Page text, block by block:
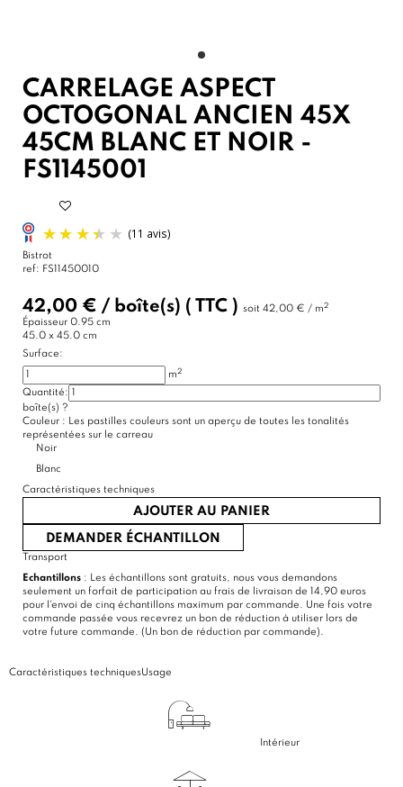
CARRELAGE ASPECT
OCTOGONAL ANCIEN 45X
45CM BLANC ET NOIR -
FS1145001
(11 avis)
Bistrot
ref: FS11450010
42,00 € / boîte(s) ( TTC ) soit 42,00 € / m2
Épaisseur 0.95 cm
45.0 x 45.0 cm
Surface:
m2
Quantité:
boîte(s) ?
Couleur : Les pastilles couleurs sont un aperçu de toutes les tonalités
représentées sur le carreau
Noir
Blanc
Caractéristiques techniques
AJOUTER AU PANIER
DEMANDER ÉCHANTILLON
Transport
Echantillons : Les échantillons sont gratuits, nous vous demandons
seulement un forfait de participation au frais de livraison de 14,90 euros
pour l'envoi de cinq échantillons maximum par commande. Une fois votre
commande passée vous recevrez un bon de réduction à utiliser lors de
votre future commande. (Un bon de réduction par commande).
Caractéristiques techniquesUsage
Intérieur